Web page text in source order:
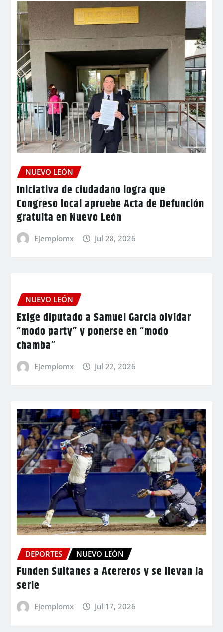
NUEVO LEÓN
Iniciativa de ciudadano logra que
Congreso local apruebe Acta de Defunción
gratuita en Nuevo León
Ejemplomx Jul 28, 2026
NUEVO LEÓN
Exige diputado a Samuel García olvidar
“modo party” y ponerse en “modo
chamba”
Ejemplomx Jul 22, 2026
DEPORTES NUEVO LEÓN
Funden Sultanes a Acereros y se llevan la
serie
Ejemplomx Jul 17, 2026